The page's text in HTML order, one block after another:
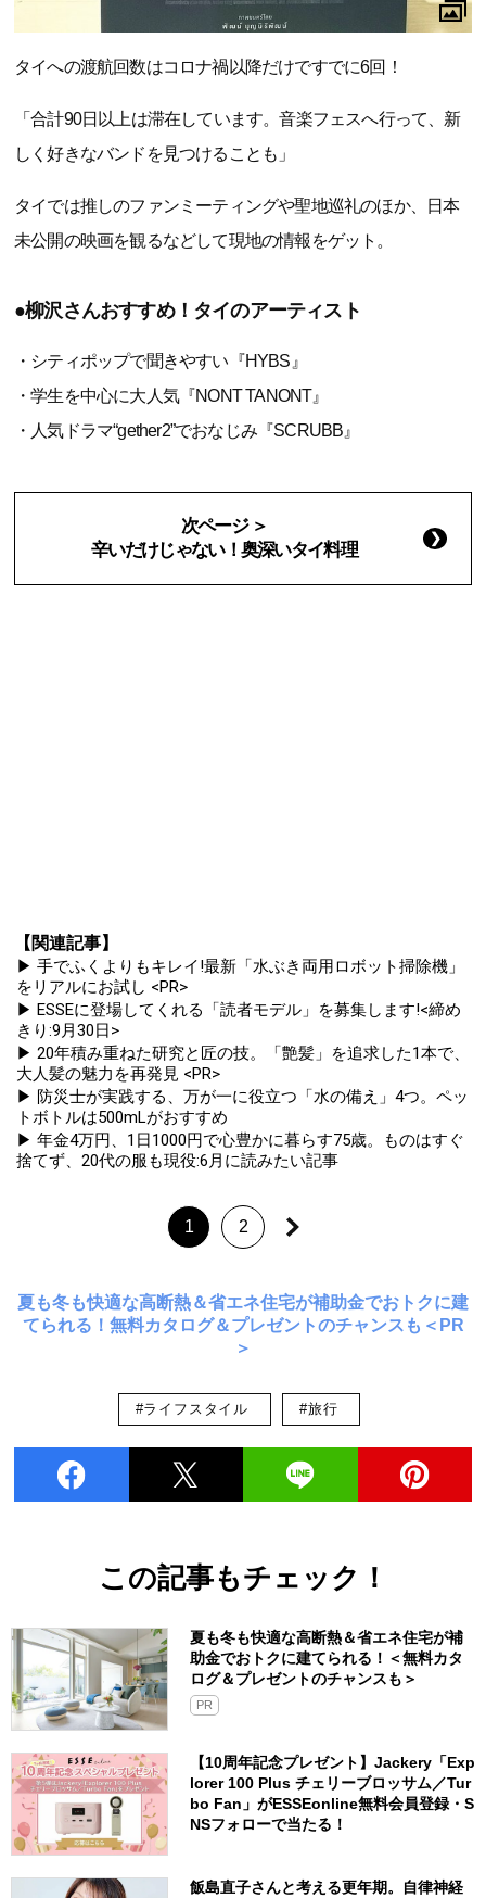
タイへの渡航回数はコロナ禍以降だけですでに6回！
「合計90日以上は滞在しています。音楽フェスへ行って、新
しく好きなバンドを見つけることも」
タイでは推しのファンミーティングや聖地巡礼のほか、日本
未公開の映画を観るなどして現地の情報をゲット。
●柳沢さんおすすめ！タイのアーティスト
・シティポップで聞きやすい『HYBS』
・学生を中心に大人気『NONT TANONT』
・人気ドラマ“gether2”でおなじみ『SCRUBB』
次ページ ＞
辛いだけじゃない！奥深いタイ料理
【関連記事】
▶ 手でふくよりもキレイ!最新「水ぶき両用ロボット掃除機」
をリアルにお試し <PR>
▶ ESSEに登場してくれる「読者モデル」を募集します!<締め
きり:9月30日>
▶ 20年積み重ねた研究と匠の技。「艶髪」を追求した1本で、
大人髪の魅力を再発見 <PR>
▶ 防災士が実践する、万が一に役立つ「水の備え」4つ。ペッ
トボトルは500mLがおすすめ
▶ 年金4万円、1日1000円で心豊かに暮らす75歳。ものはすぐ
捨てず、20代の服も現役:6月に読みたい記事
1 2
夏も冬も快適な高断熱＆省エネ住宅が補助金でおトクに建
てられる！無料カタログ＆プレゼントのチャンスも＜PR
＞
#ライフスタイル #旅行
この記事もチェック！
夏も冬も快適な高断熱＆省エネ住宅が補
助金でおトクに建てられる！＜無料カタ
ログ＆プレゼントのチャンスも＞
PR
【10周年記念プレゼント】Jackery「Exp
lorer 100 Plus チェリーブロッサム／Tur
bo Fan」がESSEonline無料会員登録・S
NSフォローで当たる！
飯島直子さんと考える更年期。自律神経